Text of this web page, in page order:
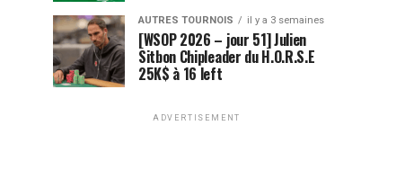
AUTRES TOURNOIS il y a 3 semaines
[WSOP 2026 – jour 51] Julien
Sitbon Chipleader du H.O.R.S.E
25K$ à 16 left
ADVERTISEMENT